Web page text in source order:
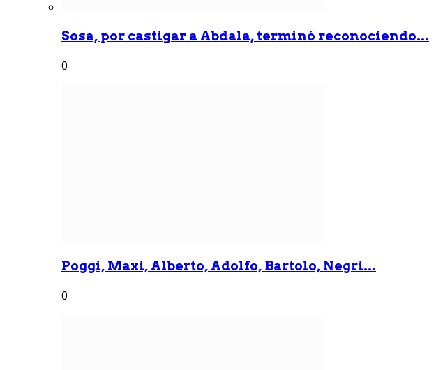
Sosa, por castigar a Abdala, terminó reconociendo...
0
Poggi, Maxi, Alberto, Adolfo, Bartolo, Negri...
0